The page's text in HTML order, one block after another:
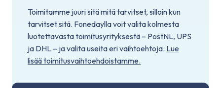
Toimitamme juuri sitä mitä tarvitset, silloin kun
tarvitset sitä. Fonedaylla voit valita kolmesta
luotettavasta toimitusyrityksestä – PostNL, UPS
ja DHL – ja valita useita eri vaihtoehtoja. Lue
lisää toimitusvaihtoehdoistamme.